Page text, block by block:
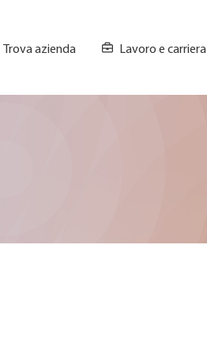
GH
Trova azienda Lavoro e carriera